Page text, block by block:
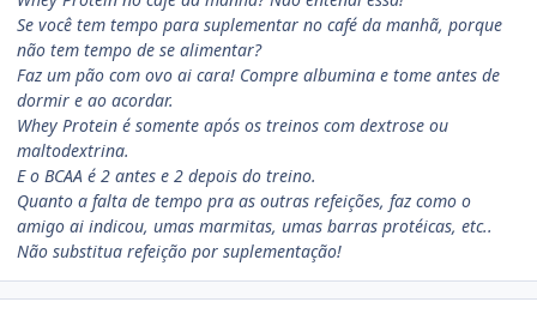
Se você tem tempo para suplementar no café da manhã, porque
não tem tempo de se alimentar?
Faz um pão com ovo ai cara! Compre albumina e tome antes de
dormir e ao acordar.
Whey Protein é somente após os treinos com dextrose ou
maltodextrina.
E o BCAA é 2 antes e 2 depois do treino.
Quanto a falta de tempo pra as outras refeições, faz como o
amigo ai indicou, umas marmitas, umas barras protéicas, etc..
Não substitua refeição por suplementação!